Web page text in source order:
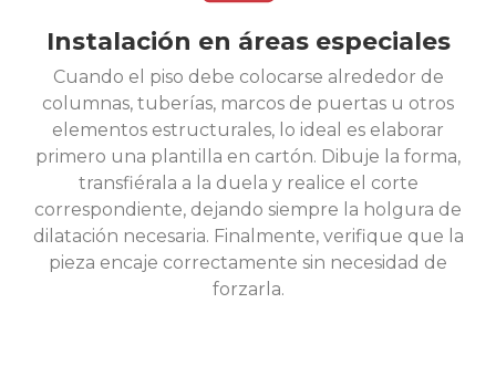
Instalación en áreas especiales
Cuando el piso debe colocarse alrededor de
columnas, tuberías, marcos de puertas u otros
elementos estructurales, lo ideal es elaborar
primero una plantilla en cartón. Dibuje la forma,
transfiérala a la duela y realice el corte
correspondiente, dejando siempre la holgura de
dilatación necesaria. Finalmente, verifique que la
pieza encaje correctamente sin necesidad de
forzarla.